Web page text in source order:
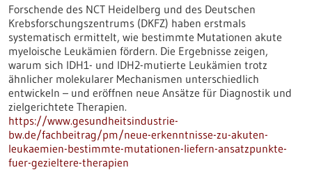
Forschende des NCT Heidelberg und des Deutschen
Krebsforschungszentrums (DKFZ) haben erstmals
systematisch ermittelt, wie bestimmte Mutationen akute
myeloische Leukämien fördern. Die Ergebnisse zeigen,
warum sich IDH1- und IDH2-mutierte Leukämien trotz
ähnlicher molekularer Mechanismen unterschiedlich
entwickeln – und eröffnen neue Ansätze für Diagnostik und
zielgerichtete Therapien.
https://www.gesundheitsindustrie-
bw.de/fachbeitrag/pm/neue-erkenntnisse-zu-akuten-
leukaemien-bestimmte-mutationen-liefern-ansatzpunkte-
fuer-gezieltere-therapien